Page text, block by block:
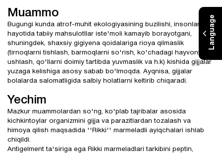
Language
Muammo
Bugungi kunda atrof-muhit ekologiyasining buzilishi, insonlar
hayotida tabiiy mahsulotllar iste'moli kamayib borayotgani,
shuningdek, shaxsiy gigiyena qoidalariga rioya qilmaslik
(tirnoqlarni tishlash, barmoqlarni so'rish, ko'chadagi hayvonlarni
ushlash, qo'llarni doimiy tartibda yuvmaslik va h.k) kishida gijjalar
yuzaga kelishiga asosy sabab bo'lmoqda. Ayqnisa, gijjalar
bolalarda salomatligida salbiy holatlarni keltirib chiqaradi.
Yechim
Mazkur muammolardan so'ng, ko'plab tajribalar asosida
kichkintoylar organizmini gijja va parazitlardan tozalash va
himoya qilish maqsadida ''Rikki'' marmeladli ayiqchalari ishlab
chiqildi.
Antigelment ta'siriga ega Rikki marmeladlari tarkibini peptin,